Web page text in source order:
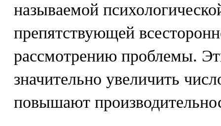
называемой
препятствующей
рассмотрению проблемы.
значительно увеличить
повышают